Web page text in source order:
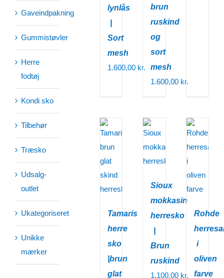
lynlås
Sort
mesh
1.600,00 kr.
brun
ruskind
og
sort
mesh
1.600,00 kr.
Tamaris
herre
sko
|brun
glat
Sioux
mokkasin
herresko
Brun
ruskind
1.100,00 kr.
Rohde
i
oliven
farve
Gaveindpakning
Gummistøvler
Herre
fodtøj
Kondi sko
Tilbehør
Træsko
Udsalg-
outlet
Ukategoriseret
Unikke
mærker